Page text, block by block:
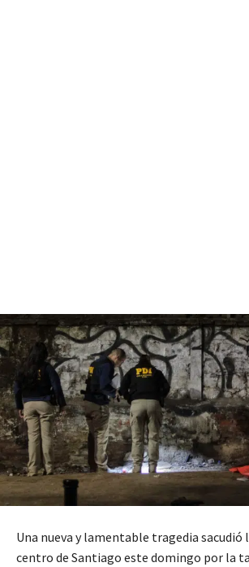
Una nueva y lamentable tragedia sacudió
centro de Santiago este domingo por la